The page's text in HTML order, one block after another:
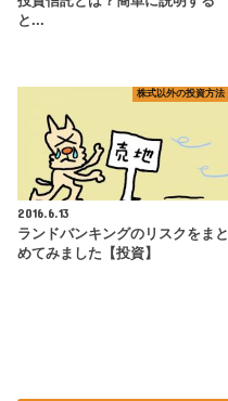
と...
株式以外の投資方法
2016.6.13
ランドバンキングのリスクをまと
めてみました【投資】